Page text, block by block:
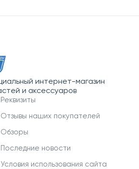
интернет-магазин
и аксессуаров
Реквизиты
Отзывы наших покупателей
Обзоры
Последние новости
Условия использования сайта